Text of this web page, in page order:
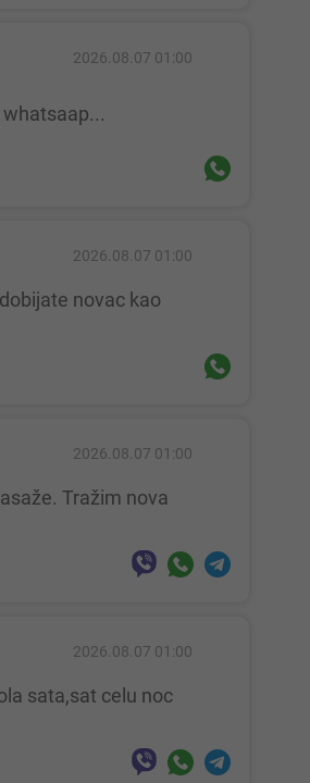
2026.08.07 01:00
whatsaap...
2026.08.07 01:00
2026.08.07 01:00
2026.08.07 01:00